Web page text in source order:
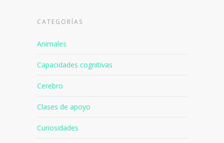
CATEGORÍAS
Animales
Capacidades cognitivas
Cerebro
Clases de apoyo
Curiosidades